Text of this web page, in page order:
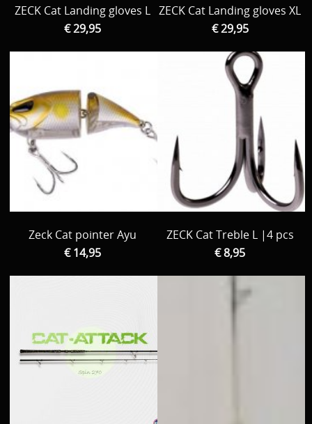
ZECK Cat Landing gloves L
€ 29,95
ZECK Cat Landing gloves XL
€ 29,95
Zeck Cat pointer Ayu
€ 14,95
ZECK Cat Treble L |4 pcs
€ 8,95